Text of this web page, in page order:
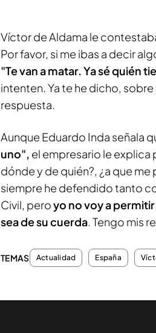
Víctor de Aldama le
Por favor, si me ibas a decir
"Te van a matar. Ya sé quién
intenten. Ya te he dicho,
respuesta.
Aunque Eduardo Inda señala
uno", el empresario le explica
dónde y de quién?, ¿a que
siempre he defendido tanto
Civil, peroyo no voy a
sea de su cuerda. Tengo mis
TEMAS Actualidad España